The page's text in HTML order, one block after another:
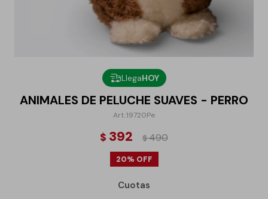
LlegaHOY
ANIMALES DE PELUCHE SUAVES - PERRO
19720Pe
$ 392 $490
20
Cuotas